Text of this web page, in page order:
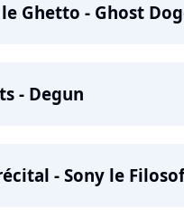
Ghetto - Ghost
- Degun
- Sony le Filosof